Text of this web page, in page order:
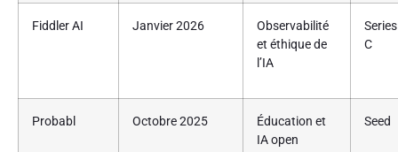
Fiddler AI Janvier 2026
Observabilité
et éthique de
l’IA
Series
C
Probabl Octobre 2025
Éducation et
IA open
Seed